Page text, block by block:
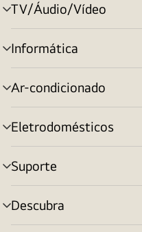
TV/Áudio/Vídeo
alternar
menu
Informática
alternar
menu
Ar-condicionado
alternar
menu
Eletrodomésticos
alternar
menu
Suporte
alternar
menu
Descubra
alternar
menu